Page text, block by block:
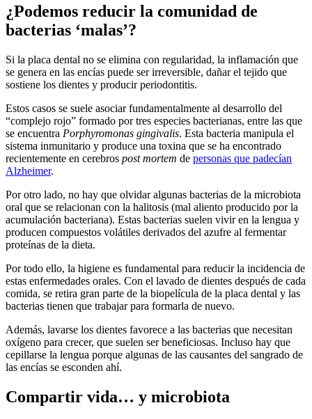
¿Podemos reducir la comunidad de
bacterias ‘malas’?
Si la placa dental no se elimina con regularidad, la inflamación que
se genera en las encías puede ser irreversible, dañar el tejido que
sostiene los dientes y producir periodontitis.
Estos casos se suele asociar fundamentalmente al desarrollo del
“complejo rojo” formado por tres especies bacterianas, entre las que
se encuentra Porphyromonas gingivalis. Esta bacteria manipula el
sistema inmunitario y produce una toxina que se ha encontrado
recientemente en cerebros post mortem de personas que padecían
Alzheimer.
Por otro lado, no hay que olvidar algunas bacterias de la microbiota
oral que se relacionan con la halitosis (mal aliento producido por la
acumulación bacteriana). Estas bacterias suelen vivir en la lengua y
producen compuestos volátiles derivados del azufre al fermentar
proteínas de la dieta.
Por todo ello, la higiene es fundamental para reducir la incidencia de
estas enfermedades orales. Con el lavado de dientes después de cada
comida, se retira gran parte de la biopelícula de la placa dental y las
bacterias tienen que trabajar para formarla de nuevo.
Además, lavarse los dientes favorece a las bacterias que necesitan
oxígeno para crecer, que suelen ser beneficiosas. Incluso hay que
cepillarse la lengua porque algunas de las causantes del sangrado de
las encías se esconden ahí.
Compartir vida… y microbiota